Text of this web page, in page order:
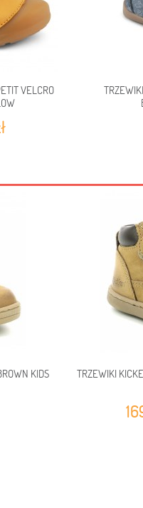
VELCRO
KIDS TRZEWIKI